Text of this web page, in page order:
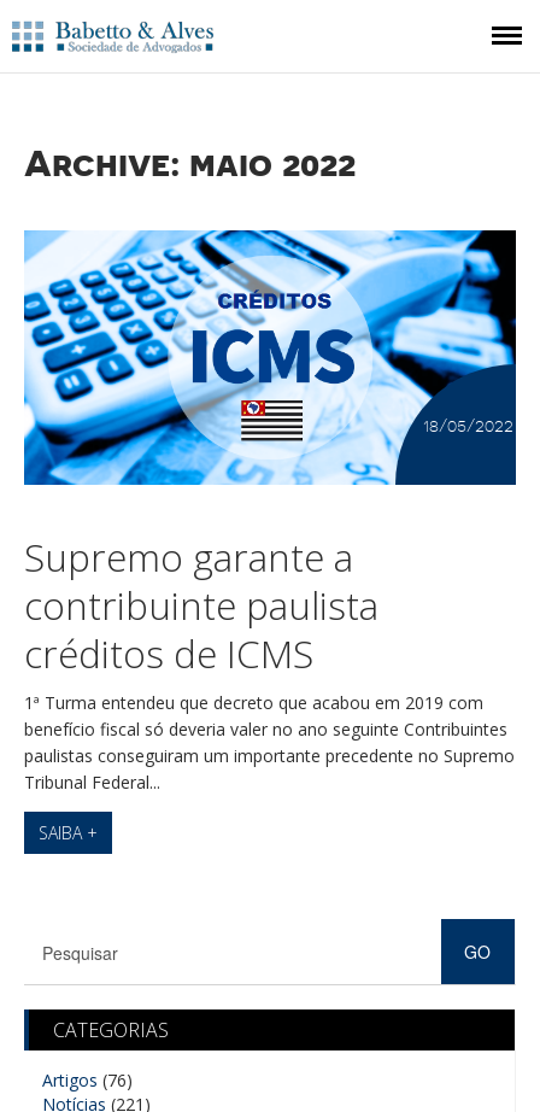
O ESCRITÓRIO
ÁREAS DE ATUAÇÃO
PUBLICAÇÕES
CONTATO
Archive: maio 2022
18/05/2022
Supremo garante a
contribuinte paulista
créditos de ICMS
1ª Turma entendeu que decreto que acabou em 2019 com
benefício fiscal só deveria valer no ano seguinte Contribuintes
paulistas conseguiram um importante precedente no Supremo
Tribunal Federal...
SAIBA +
CATEGORIAS
Artigos (76)
Notícias (221)